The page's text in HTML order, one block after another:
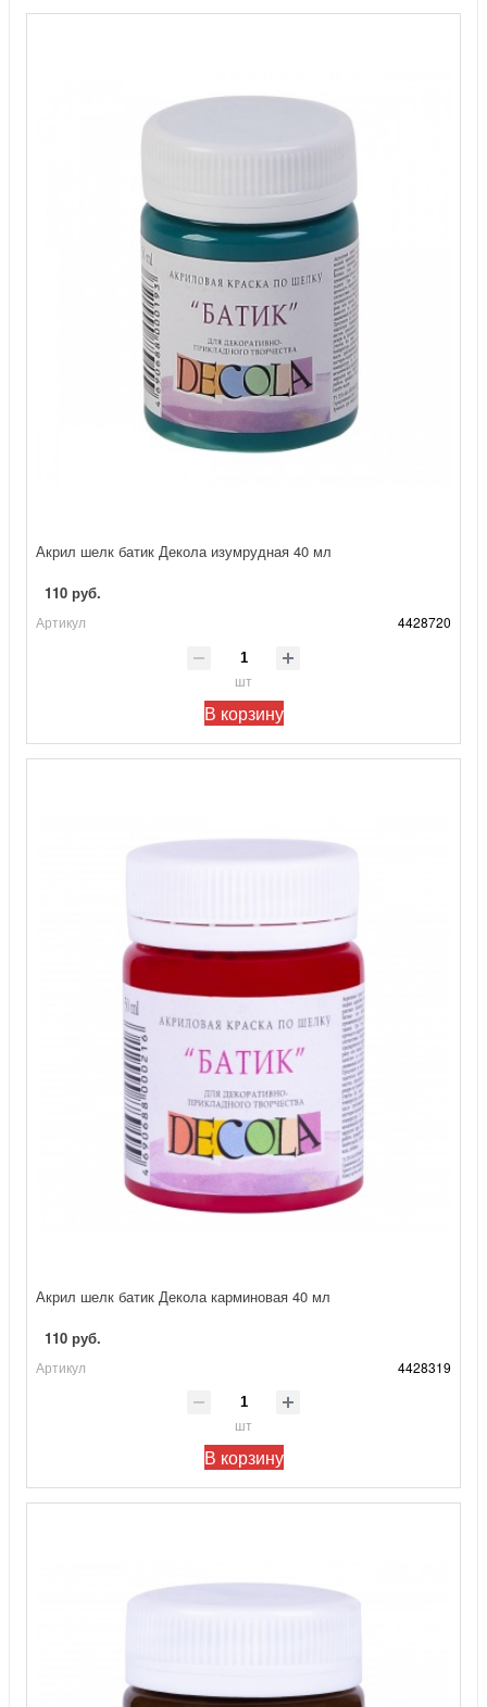
Акрил шелк батик Декола изумрудная 40 мл
110 руб.
Артикул 4428720
шт
В корзину
Акрил шелк батик Декола карминовая 40 мл
110 руб.
Артикул 4428319
шт
В корзину